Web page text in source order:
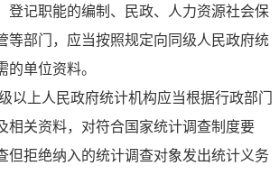
登记职能的编制、民政、人力资源社会保
等部门，应当按照规定向同级人民政府统
的单位资料。
以上人民政府统计机构应当根据行政部门
相关资料，对符合国家统计调查制度要
但拒绝纳入的统计调查对象发出统计义务